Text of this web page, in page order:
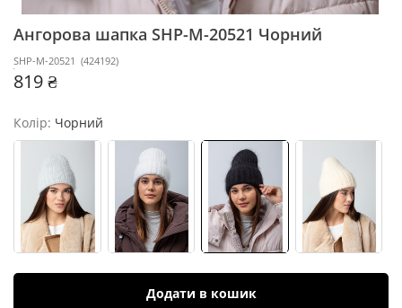
Ангорова шапка SHP-M-20521 Чорний
SHP-M-20521 (424192)
819 ₴
Колір: Чорний
Додати в кошик